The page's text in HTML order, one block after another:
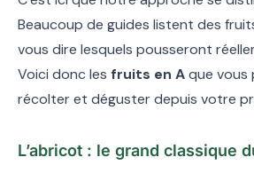
Beaucoup de guides listent des
vous dire lesquels pousseront
Voici donc les fruits en Aque vous
récolter et déguster depuis votre
L’abricot : le grand classique